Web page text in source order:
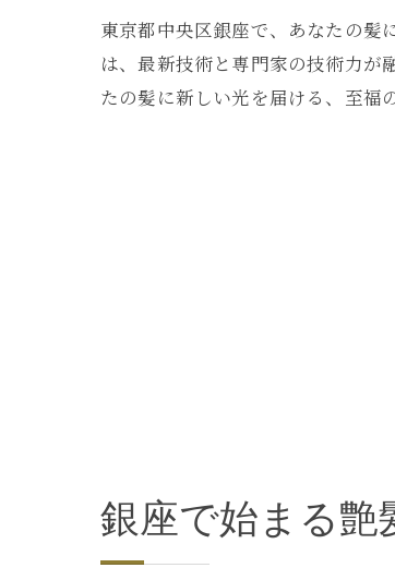
東京都中央区銀座で、あなたの髪
は、最新技術と専門家の技術力が
たの髪に新しい光を届ける、至福
銀座で始まる艶